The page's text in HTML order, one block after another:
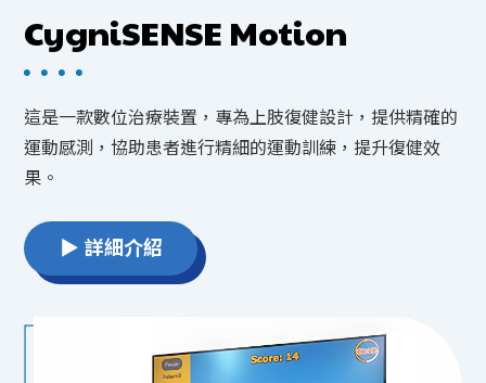
CygniSENSE Motion
這是一款數位治療裝置，專為上肢復健設計，提供精確的
運動感測，協助患者進行精細的運動訓練，提升復健效
果。
▶ 詳細介紹